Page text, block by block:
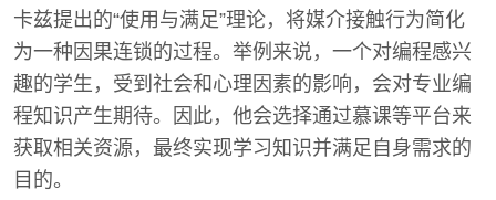
卡兹提出的“使用与满足”理论，将媒介接触行为简化
为一种因果连锁的过程。举例来说，一个对编程感兴
趣的学生，受到社会和心理因素的影响，会对专业编
程知识产生期待。因此，他会选择通过慕课等平台来
获取相关资源，最终实现学习知识并满足自身需求的
目的。